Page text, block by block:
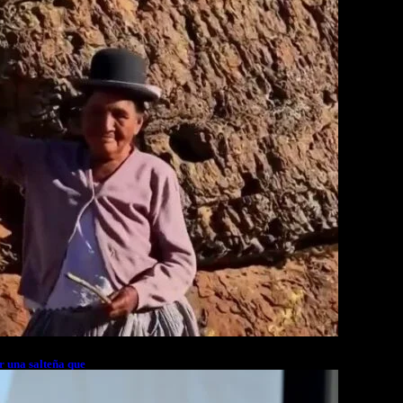
una salteña que
financiero en
Lifestyle
Magazine
Photography
Travel
Technology